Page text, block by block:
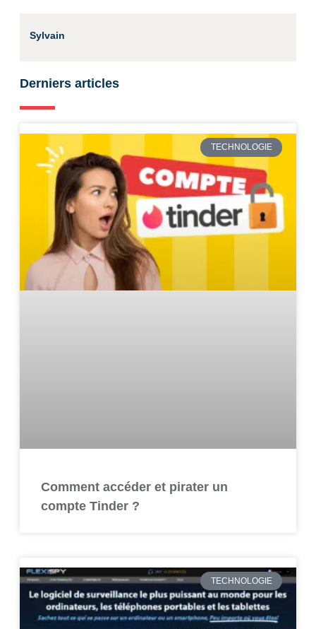
Sylvain
Derniers articles
TECHNOLOGIE
Comment accéder et pirater un
compte Tinder ?
TECHNOLOGIE